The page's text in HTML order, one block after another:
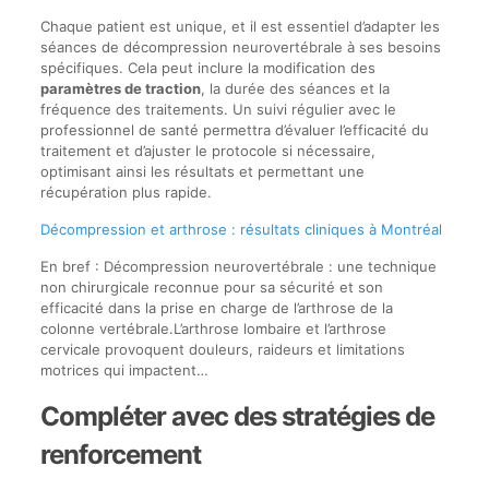
Chaque patient est unique, et il est essentiel d’adapter les
séances de décompression neurovertébrale à ses besoins
spécifiques. Cela peut inclure la modification des
paramètres de traction, la durée des séances et la
fréquence des traitements. Un suivi régulier avec le
professionnel de santé permettra d’évaluer l’efficacité du
traitement et d’ajuster le protocole si nécessaire,
optimisant ainsi les résultats et permettant une
récupération plus rapide.
Décompression et arthrose : résultats cliniques à Montréal
En bref : Décompression neurovertébrale : une technique
non chirurgicale reconnue pour sa sécurité et son
efficacité dans la prise en charge de l’arthrose de la
colonne vertébrale.L’arthrose lombaire et l’arthrose
cervicale provoquent douleurs, raideurs et limitations
motrices qui impactent…
Compléter avec des stratégies de
renforcement